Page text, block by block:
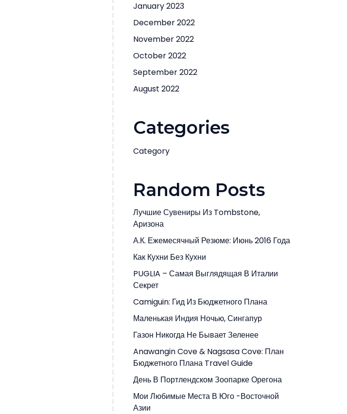
January 2023
December 2022
November 2022
October 2022
September 2022
August 2022
Categories
Category
Random Posts
Лучшие Сувениры Из Tombstone,
Аризона
А.К. Ежемесячный Резюме: Июнь 2016 Года
Как Кухни Без Кухни
PUGLIA – Самая Выглядящая В Италии
Секрет
Camiguin: Гид Из Бюджетного Плана
Маленькая Индия Ночью, Сингапур
Газон Никогда Не Бывает Зеленее
Anawangin Cove & Nagsasa Cove: План
Бюджетного Плана Travel Guide
День В Портлендском Зоопарке Орегона
Мои Любимые Места В Юго -Восточной
Азии